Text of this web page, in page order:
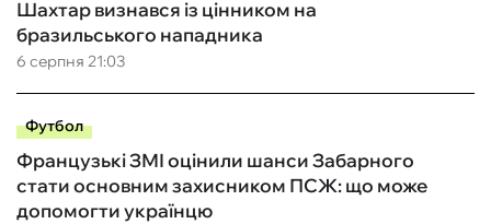
6 серпня 21:03
Шахтар визнався із цінником на
бразильського нападника
Футбол
Французькі ЗМІ оцінили шанси Забарного
стати основним захисником ПСЖ: що може
допомогти українцю